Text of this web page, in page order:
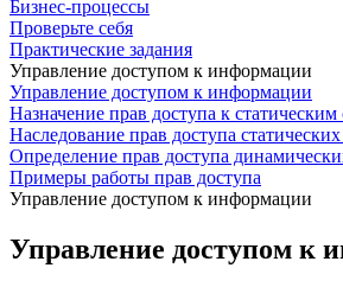
Бизнес-процессы
Проверьте себя
Практические задания
Управление доступом к информации
Управление доступом к информации
Назначение прав доступа к
Наследование прав доступа
Определение прав доступа
Примеры работы прав доступа
Управление доступом к информации
Управление доступом к